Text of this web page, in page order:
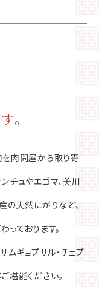
。
肉問屋から取り寄
チュやエゴマ、美川
の天然にがりなど、
ております。
ムギョプサル・チェプ
堪能ください。